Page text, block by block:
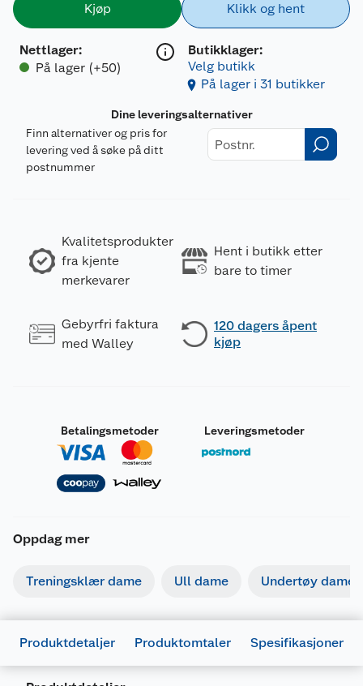
Kjøp
Nettlager:
På lager (+50)
Klikk og hent
Butikklager:
Velg butikk
På lager i 31 butikker
Dine leveringsalternativer
Finn alternativer og pris for
levering ved å søke på ditt
postnummer
Kvalitetsprodukter
fra kjente
merkevarer
Hent i butikk etter
bare to timer
Gebyrfri faktura
med Walley
120 dagers åpent
kjøp
Betalingsmetoder Leveringsmetoder
Oppdag mer
Treningsklær dame Ull dame Undertøy dame
Produktdetaljer Produktomtaler Spesifikasjoner